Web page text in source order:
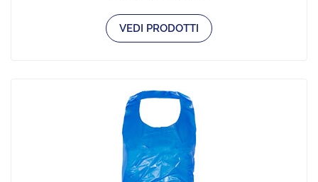
VEDI PRODOTTI